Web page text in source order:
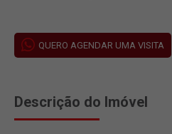
QUERO AGENDAR UMA VISITA
Descrição do Imóvel